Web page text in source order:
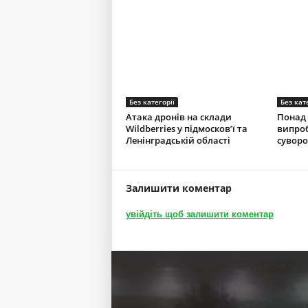
Без категорії
Атака дронів на склади
Wildberries у підмосков’ї та
Ленінградській області
Без
Понад
Залишити коментар
увійдіть щоб залишити коментар